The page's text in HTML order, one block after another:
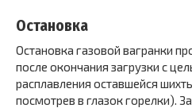
Остановка
Остановка газовой вагранки
после окончания загрузки с
расплавления оставшейся
посмотрев в глазок горелки).